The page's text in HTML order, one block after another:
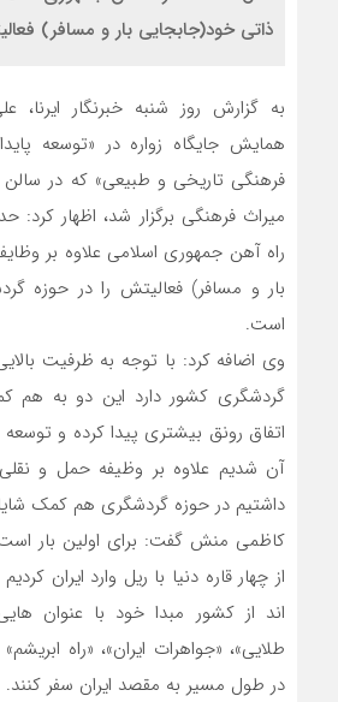
ذاتی خود(جابجایی بار و مسافر)
به گزارش روز شنبه خبرنگار
همایش جایگاه زواره در «توسعه
فرهنگی تاریخی و طبیعی» که در سالن
میراث فرهنگی برگزار شد، اظهار
راه آهن جمهوری اسلامی علاوه بر
بار و مسافر) فعالیتش را در حوزه
است.
وی اضافه کرد: با توجه به ظرفیت
گردشگری کشور دارد این دو به هم
اتفاق رونق بیشتری پیدا کرده و توسعه
آن شدیم علاوه بر وظیفه حمل و
داشتیم در حوزه گردشگری هم کمک
کاظمی منش گفت: برای اولین بار است
از چهار قاره دنیا با ریل وارد ایران
اند از کشور مبدا خود با عنوان
طلایی»، «جواهرات ایران»، «راه
در طول مسیر به مقصد ایران سفر کنند.